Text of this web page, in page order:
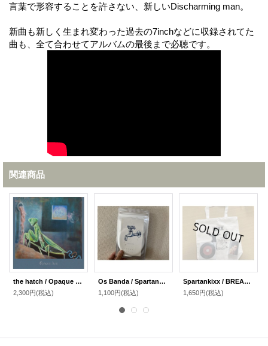
言葉で形容することを許さない、新しいDischarming man。
新曲も新しく生まれ変わった過去の7inchなどに収録されてた
曲も、全て合わせてアルバムの最後まで必聴です。
関連商品
the hatch / Opaque Age (CD)
2,300円(税込)
Os Banda / Spartankixx - split CD
1,100円(税込)
Spartankixx / BREAK the Spell （トートバック＋カセット＋CDR)
1,650円(税込)